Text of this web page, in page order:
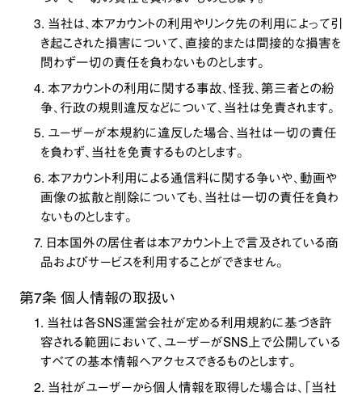
3. 当社は、本アカウントの利用やリンク先の利用によって引
き起こされた損害について、直接的または間接的な損害を
問わず一切の責任を負わないものとします。
4. 本アカウントの利用に関する事故、怪我、第三者との紛
争、行政の規則違反などについて、当社は免責されます。
5. ユーザーが本規約に違反した場合、当社は一切の責任
を負わず、当社を免責するものとします。
6. 本アカウント利用による通信料に関する争いや、動画や
画像の拡散と削除についても、当社は一切の責任を負わ
ないものとします。
7. 日本国外の居住者は本アカウント上で言及されている商
品およびサービスを利用することができません。
第7条 個人情報の取扱い
1. 当社は各SNS運営会社が定める利用規約に基づき許
容される範囲において、ユーザーがSNS上で公開している
すべての基本情報へアクセスできるものとします。
2. 当社がユーザーから個人情報を取得した場合は、「当社